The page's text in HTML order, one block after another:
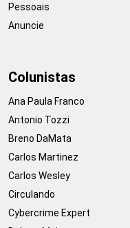
Pessoais
Anuncie
Colunistas
Ana Paula Franco
Antonio Tozzi
Breno DaMata
Carlos Martinez
Carlos Wesley
Circulando
Cybercrime Expert